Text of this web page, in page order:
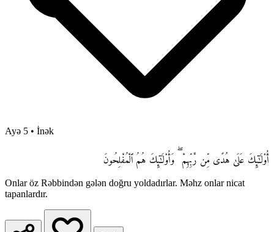
Ayə 5 • İnək
أُو۟لَـٰٓئِكَ عَلَىٰ هُدًى مِّن رَّبِّهِمْ ۖ وَأُو۟لَـٰٓئِكَ هُمُ ٱلْمُفْلِحُونَ
Onlar öz Rəbbindən gələn doğru yoldadırlar. Məhz onlar nicat
tapanlardır.